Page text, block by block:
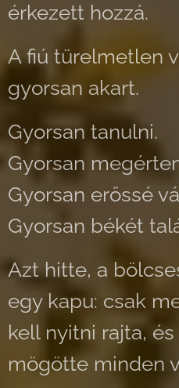
érkezett hozzá.
A fiú türelmetlen
gyorsan akart.
Gyorsan tanulni.
Gyorsan
Gyorsan erőssé
Gyorsan békét
Azt hitte, a
egy kapu: csak
kell nyitni rajta,
mögötte minden